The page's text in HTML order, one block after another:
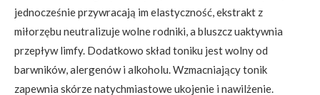
jednocześnie przywracają im elastyczność, ekstrakt z
miłorzębu neutralizuje wolne rodniki, a bluszcz uaktywnia
przepływ limfy. Dodatkowo skład toniku jest wolny od
barwników, alergenów i alkoholu. Wzmacniający tonik
zapewnia skórze natychmiastowe ukojenie i nawilżenie.